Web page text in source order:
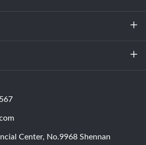
Center, No.9968 Shennan